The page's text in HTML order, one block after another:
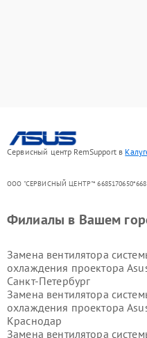
Сервисный центр RemSupport в
ООО "СЕРВИСНЫЙ ЦЕНТР"*
Филиалы в Вашем
Замена вентилятора
охлаждения проектора
Санкт-Петербург
Замена вентилятора
охлаждения проектора
Краснодар
Замена вентилятора